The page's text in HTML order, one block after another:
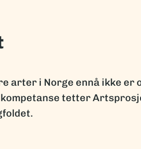
arter i Norge ennå ikke er
tetter